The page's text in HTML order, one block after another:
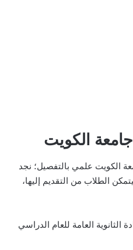
الكويت
الكويت علمي بالتفصيل؛ نجد
الطلاب من التقديم إليها،
الثانوية العامة للعام الدراسي